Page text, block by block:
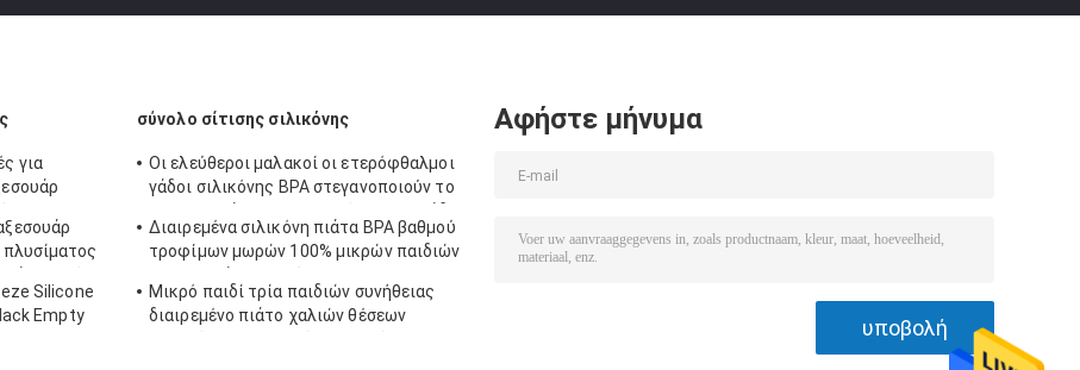
για
πλυσίματος
Silicone
Empty
σύνολο σίτισης σιλικόνης
Οι ελεύθεροι μαλακοί οι ετερόφθαλμοι
γάδοι σιλικόνης BPA στεγανοποιούν το
μωρών για τη σίτιση
Διαιρεμένα σιλικόνη πιάτα BPA βαθμού
τροφίμων μωρών 100% μικρών παιδιών
αναρρόφηση
Μικρό παιδί τρία παιδιών συνήθειας
διαιρεμένο πιάτο χαλιών θέσεων
Αφήστε μήνυμα